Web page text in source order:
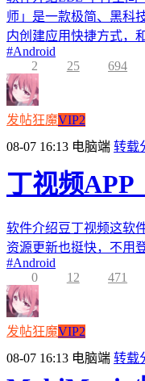
师」是一款极简、黑科
内创建应用快捷方式，
#Android
2
25 694
发帖狂魔VIP2
08-07 16:13 电脑端 转载
丁视频
软件介绍豆丁视频这软
资源更新也挺快，不用
#Android
0
12 471
发帖狂魔VIP2
08-07 16:13 电脑端 转载